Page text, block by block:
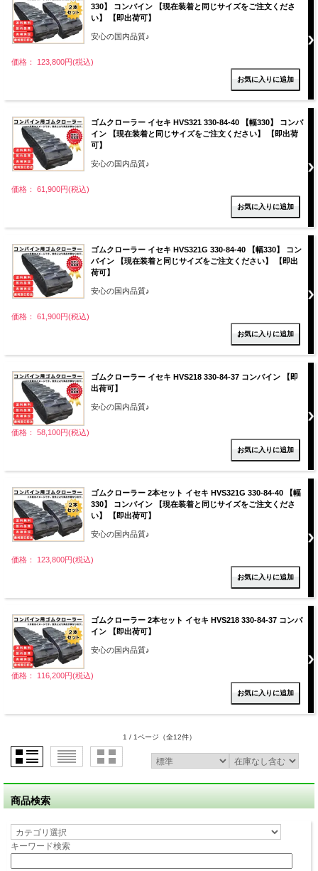
330】 コンバイン 【現在装着と同じサイズをご注文くださ
い】 【即出荷可】
安心の国内品質♪
価格： 123,800円(税込)
ゴムクローラー イセキ HVS321 330-84-40 【幅330】 コンバ
イン 【現在装着と同じサイズをご注文ください】 【即出荷
可】
安心の国内品質♪
価格： 61,900円(税込)
ゴムクローラー イセキ HVS321G 330-84-40 【幅330】 コン
バイン 【現在装着と同じサイズをご注文ください】 【即出
荷可】
安心の国内品質♪
価格： 61,900円(税込)
ゴムクローラー イセキ HVS218 330-84-37 コンバイン 【即
出荷可】
安心の国内品質♪
価格： 58,100円(税込)
ゴムクローラー 2本セット イセキ HVS321G 330-84-40 【幅
330】 コンバイン 【現在装着と同じサイズをご注文くださ
い】 【即出荷可】
安心の国内品質♪
価格： 123,800円(税込)
ゴムクローラー 2本セット イセキ HVS218 330-84-37 コンバ
イン 【即出荷可】
安心の国内品質♪
価格： 116,200円(税込)
1 / 1ページ （全12件）
商品検索
キーワード検索